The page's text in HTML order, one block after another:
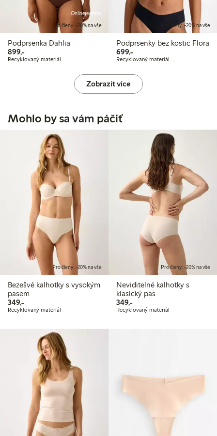
Online edition
Pro členy: -20% na vše
Podprsenka Dahlia
899,-899,00 Kč
Recyklovaný materiál
Pro členy: -20% na vše
Podprsenky bez kostic Flora
699,-699,00 Kč
Recyklovaný materiál
Zobrazit více
Mohlo by sa vám páčiť
Pro členy: -20% na vše
Bezešvé kalhotky s vysokým
pasem
349,-349,00 Kč
Recyklovaný materiál
Pro členy: -20% na vše
Neviditelné kalhotky s
klasický pas
349,-349,00 Kč
Recyklovaný materiál